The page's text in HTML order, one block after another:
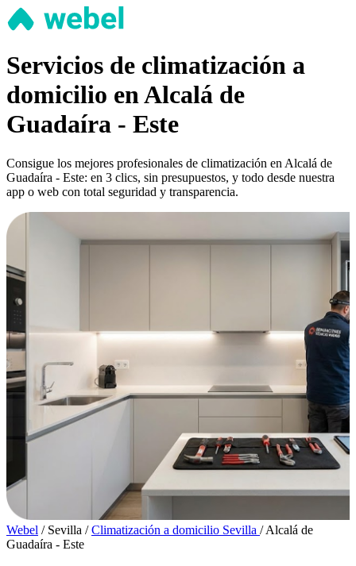
Servicios de climatización a
domicilio en Alcalá de
Guadaíra - Este
Consigue los mejores profesionales de climatización en Alcalá de
Guadaíra - Este: en 3 clics, sin presupuestos, y todo desde nuestra
app o web con total seguridad y transparencia.
Webel / Sevilla / Climatización a domicilio Sevilla / Alcalá de
Guadaíra - Este